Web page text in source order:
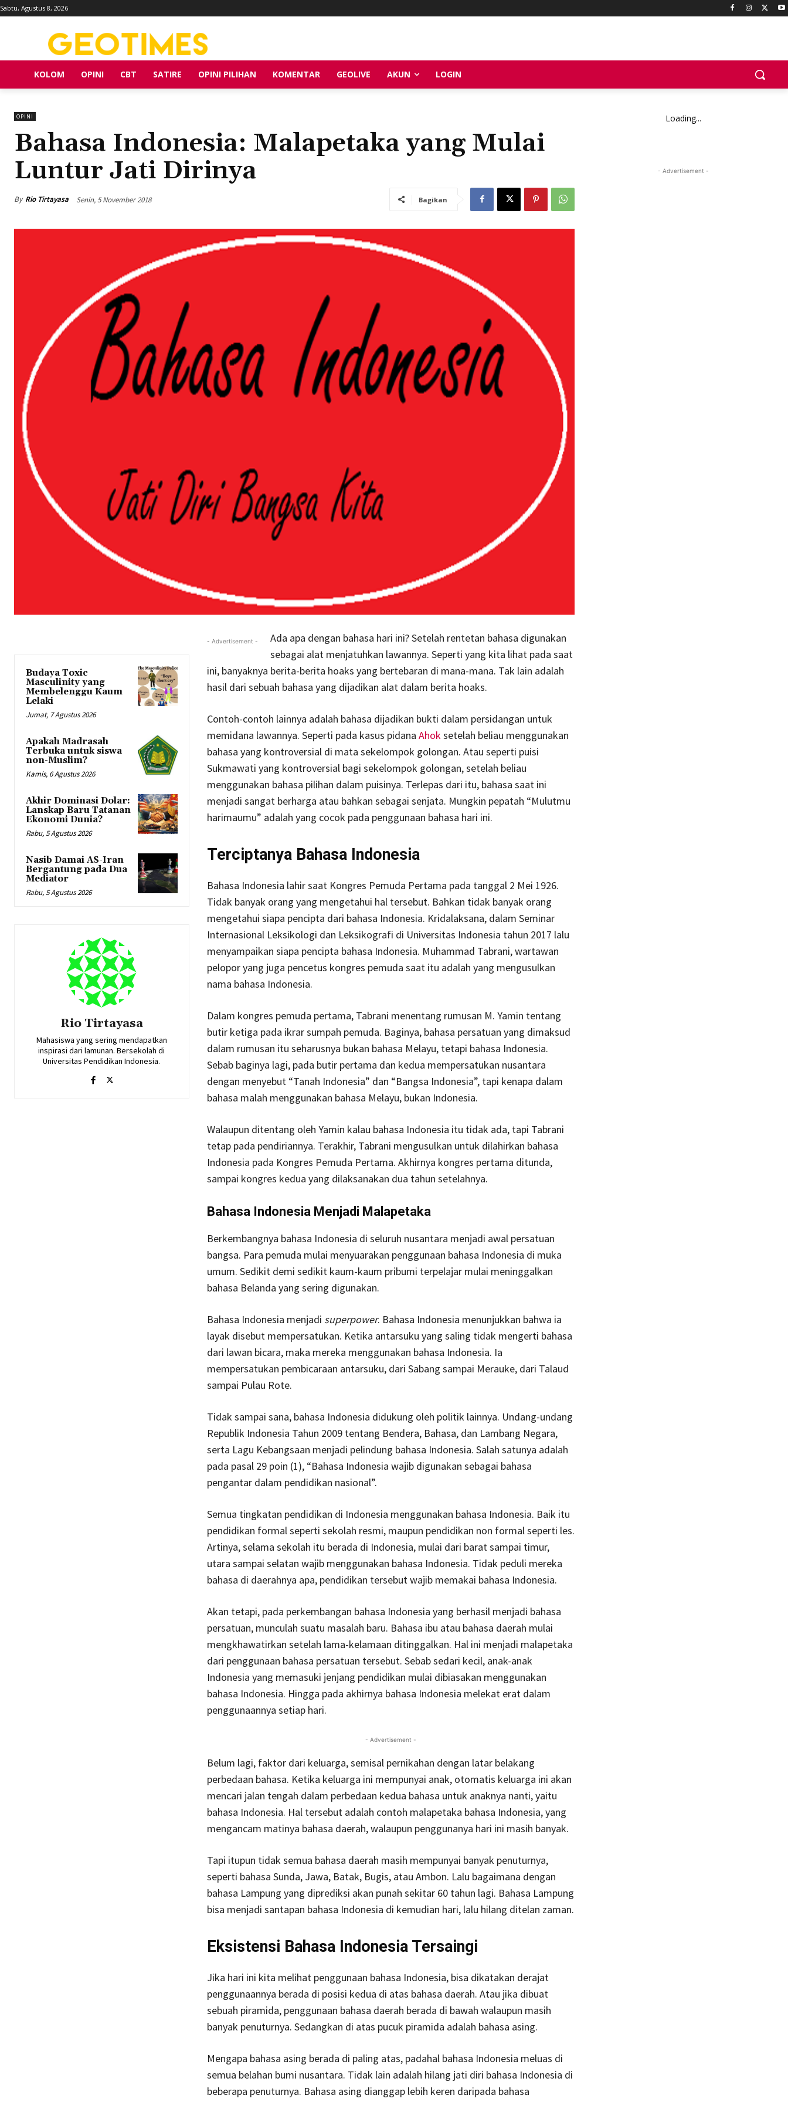
Sabtu, Agustus 8, 2026
KOLOM OPINI CBT SATIRE OPINI PILIHAN KOMENTAR GEOLIVE AKUN LOGIN
OPINI
Bahasa Indonesia: Malapetaka yang Mulai
Luntur Jati Dirinya
By Rio Tirtayasa Senin, 5 November 2018 Bagikan
Budaya Toxic
Masculinity yang
Membelenggu Kaum
Lelaki
Jumat, 7 Agustus 2026
Apakah Madrasah
Terbuka untuk siswa
non-Muslim?
Kamis, 6 Agustus 2026
Akhir Dominasi Dolar:
Lanskap Baru Tatanan
Ekonomi Dunia?
Rabu, 5 Agustus 2026
Nasib Damai AS-Iran
Bergantung pada Dua
Mediator
Rabu, 5 Agustus 2026
Rio Tirtayasa
Mahasiswa yang sering mendapatkan
inspirasi dari lamunan. Bersekolah di
Universitas Pendidikan Indonesia.
- Advertisement -
Ada apa dengan bahasa hari ini? Setelah rentetan bahasa digunakan
sebagai alat menjatuhkan lawannya. Seperti yang kita lihat pada saat
ini, banyaknya berita-berita hoaks yang bertebaran di mana-mana. Tak lain adalah
hasil dari sebuah bahasa yang dijadikan alat dalam berita hoaks.
Contoh-contoh lainnya adalah bahasa dijadikan bukti dalam persidangan untuk
memidana lawannya. Seperti pada kasus pidana Ahoksetelah beliau menggunakan
bahasa yang kontroversial di mata sekelompok golongan. Atau seperti puisi
Sukmawati yang kontroversial bagi sekelompok golongan, setelah beliau
menggunakan bahasa pilihan dalam puisinya. Terlepas dari itu, bahasa saat ini
menjadi sangat berharga atau bahkan sebagai senjata. Mungkin pepatah “Mulutmu
harimaumu” adalah yang cocok pada penggunaan bahasa hari ini.
Terciptanya Bahasa Indonesia
Bahasa Indonesia lahir saat Kongres Pemuda Pertama pada tanggal 2 Mei 1926.
Tidak banyak orang yang mengetahui hal tersebut. Bahkan tidak banyak orang
mengetahui siapa pencipta dari bahasa Indonesia. Kridalaksana, dalam Seminar
Internasional Leksikologi dan Leksikografi di Universitas Indonesia tahun 2017 lalu
menyampaikan siapa pencipta bahasa Indonesia. Muhammad Tabrani, wartawan
pelopor yang juga pencetus kongres pemuda saat itu adalah yang mengusulkan
nama bahasa Indonesia.
Dalam kongres pemuda pertama, Tabrani menentang rumusan M. Yamin tentang
butir ketiga pada ikrar sumpah pemuda. Baginya, bahasa persatuan yang dimaksud
dalam rumusan itu seharusnya bukan bahasa Melayu, tetapi bahasa Indonesia.
Sebab baginya lagi, pada butir pertama dan kedua mempersatukan nusantara
dengan menyebut “Tanah Indonesia” dan “Bangsa Indonesia”, tapi kenapa dalam
bahasa malah menggunakan bahasa Melayu, bukan Indonesia.
Walaupun ditentang oleh Yamin kalau bahasa Indonesia itu tidak ada, tapi Tabrani
tetap pada pendiriannya. Terakhir, Tabrani mengusulkan untuk dilahirkan bahasa
Indonesia pada Kongres Pemuda Pertama. Akhirnya kongres pertama ditunda,
sampai kongres kedua yang dilaksanakan dua tahun setelahnya.
Bahasa Indonesia Menjadi Malapetaka
Berkembangnya bahasa Indonesia di seluruh nusantara menjadi awal persatuan
bangsa. Para pemuda mulai menyuarakan penggunaan bahasa Indonesia di muka
umum. Sedikit demi sedikit kaum-kaum pribumi terpelajar mulai meninggalkan
bahasa Belanda yang sering digunakan.
Bahasa Indonesia menjadi superpower. Bahasa Indonesia menunjukkan bahwa ia
layak disebut mempersatukan. Ketika antarsuku yang saling tidak mengerti bahasa
dari lawan bicara, maka mereka menggunakan bahasa Indonesia. Ia
mempersatukan pembicaraan antarsuku, dari Sabang sampai Merauke, dari Talaud
sampai Pulau Rote.
Tidak sampai sana, bahasa Indonesia didukung oleh politik lainnya. Undang-undang
Republik Indonesia Tahun 2009 tentang Bendera, Bahasa, dan Lambang Negara,
serta Lagu Kebangsaan menjadi pelindung bahasa Indonesia. Salah satunya adalah
pada pasal 29 poin (1), “Bahasa Indonesia wajib digunakan sebagai bahasa
pengantar dalam pendidikan nasional”.
Semua tingkatan pendidikan di Indonesia menggunakan bahasa Indonesia. Baik itu
pendidikan formal seperti sekolah resmi, maupun pendidikan non formal seperti les.
Artinya, selama sekolah itu berada di Indonesia, mulai dari barat sampai timur,
utara sampai selatan wajib menggunakan bahasa Indonesia. Tidak peduli mereka
bahasa di daerahnya apa, pendidikan tersebut wajib memakai bahasa Indonesia.
Akan tetapi, pada perkembangan bahasa Indonesia yang berhasil menjadi bahasa
persatuan, munculah suatu masalah baru. Bahasa ibu atau bahasa daerah mulai
mengkhawatirkan setelah lama-kelamaan ditinggalkan. Hal ini menjadi malapetaka
dari penggunaan bahasa persatuan tersebut. Sebab sedari kecil, anak-anak
Indonesia yang memasuki jenjang pendidikan mulai dibiasakan menggunakan
bahasa Indonesia. Hingga pada akhirnya bahasa Indonesia melekat erat dalam
penggunaannya setiap hari.
- Advertisement -
Belum lagi, faktor dari keluarga, semisal pernikahan dengan latar belakang
perbedaan bahasa. Ketika keluarga ini mempunyai anak, otomatis keluarga ini akan
mencari jalan tengah dalam perbedaan kedua bahasa untuk anaknya nanti, yaitu
bahasa Indonesia. Hal tersebut adalah contoh malapetaka bahasa Indonesia, yang
mengancam matinya bahasa daerah, walaupun penggunanya hari ini masih banyak.
Tapi itupun tidak semua bahasa daerah masih mempunyai banyak penuturnya,
seperti bahasa Sunda, Jawa, Batak, Bugis, atau Ambon. Lalu bagaimana dengan
bahasa Lampung yang diprediksi akan punah sekitar 60 tahun lagi. Bahasa Lampung
bisa menjadi santapan bahasa Indonesia di kemudian hari, lalu hilang ditelan zaman.
Eksistensi Bahasa Indonesia Tersaingi
Jika hari ini kita melihat penggunaan bahasa Indonesia, bisa dikatakan derajat
penggunaannya berada di posisi kedua di atas bahasa daerah. Atau jika dibuat
sebuah piramida, penggunaan bahasa daerah berada di bawah walaupun masih
banyak penuturnya. Sedangkan di atas pucuk piramida adalah bahasa asing.
Mengapa bahasa asing berada di paling atas, padahal bahasa Indonesia meluas di
semua belahan bumi nusantara. Tidak lain adalah hilang jati diri bahasa Indonesia di
beberapa penuturnya. Bahasa asing dianggap lebih keren daripada bahasa
Loading...
- Advertisement -